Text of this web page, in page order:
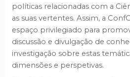
políticas relacionadas com a
as suas vertentes. Assim, a
espaço privilegiado para
discussão e divulgação de
investigação sobre estas
dimensões e perspetivas.